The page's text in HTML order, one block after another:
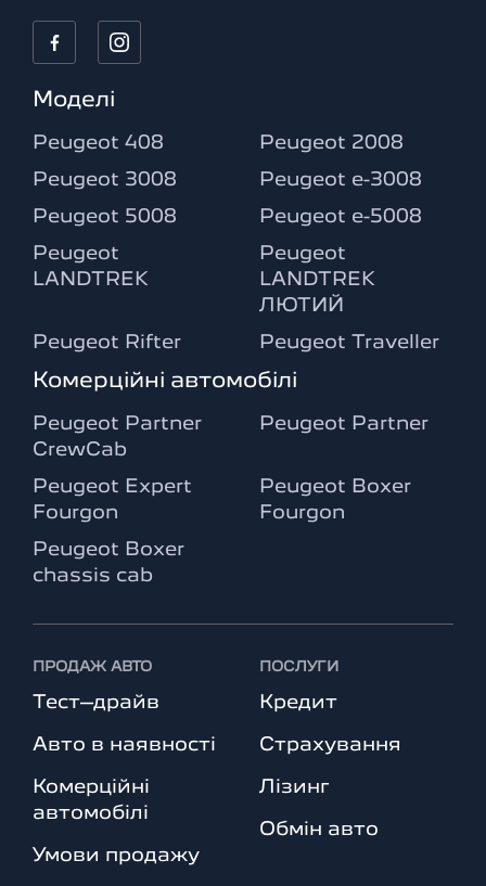
Моделі
Peugeot 408 Peugeot 2008
Peugeot 3008 Peugeot e-3008
Peugeot 5008 Peugeot e-5008
Peugeot
LANDTREK
Peugeot
LANDTREK
ЛЮТИЙ
Peugeot Rifter Peugeot Traveller
Комерційні автомобілі
Peugeot Partner
CrewCab
Peugeot Partner
Peugeot Expert
Fourgon
Peugeot Boxer
Fourgon
Peugeot Boxer
chassis cab
ПРОДАЖ АВТО
Тест–драйв
Авто в наявності
Комерційні
автомобілі
Умови продажу
ПОСЛУГИ
Кредит
Страхування
Лізинг
Обмін авто